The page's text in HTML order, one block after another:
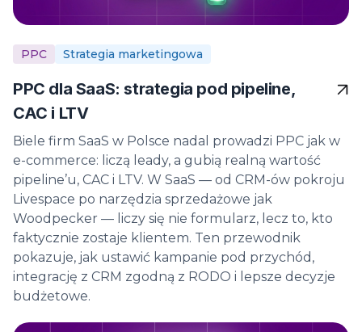
PPC Strategia marketingowa
PPC dla SaaS: strategia pod pipeline,
CAC i LTV
Вiele firm SaaS w Polsce nadal prowadzi PPC jak w
e-commerce: liczą leady, a gubią realną wartość
pipeline’u, CAC i LTV. W SaaS — od CRM-ów pokroju
Livespace po narzędzia sprzedażowe jak
Woodpecker — liczy się nie formularz, lecz to, kto
faktycznie zostaje klientem. Ten przewodnik
pokazuje, jak ustawić kampanie pod przychód,
integrację z CRM zgodną z RODO i lepsze decyzje
budżetowe.